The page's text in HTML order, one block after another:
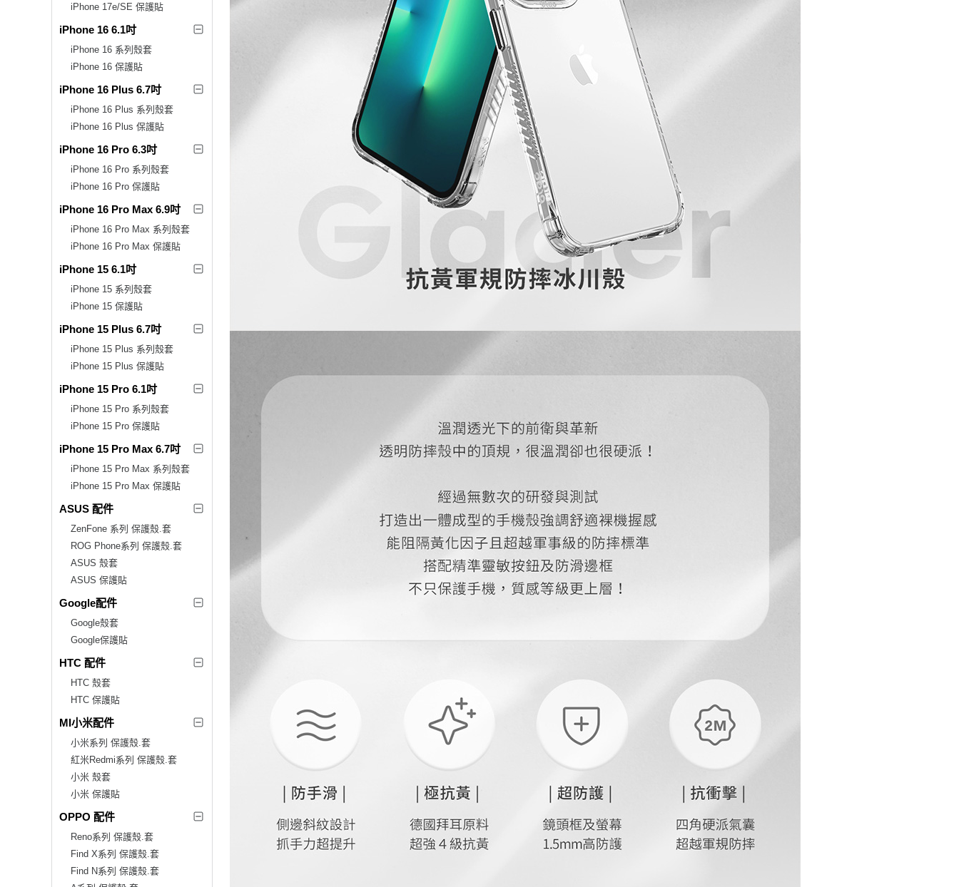
iPhone 17e/SE 保護貼
iPhone 16 6.1吋
iPhone 16 系列殼套
iPhone 16 保護貼
iPhone 16 Plus 6.7吋
iPhone 16 Plus 系列殼套
iPhone 16 Plus 保護貼
iPhone 16 Pro 6.3吋
iPhone 16 Pro 系列殼套
iPhone 16 Pro 保護貼
iPhone 16 Pro Max 6.9吋
iPhone 16 Pro Max 系列殼套
iPhone 16 Pro Max 保護貼
iPhone 15 6.1吋
iPhone 15 系列殼套
iPhone 15 保護貼
iPhone 15 Plus 6.7吋
iPhone 15 Plus 系列殼套
iPhone 15 Plus 保護貼
iPhone 15 Pro 6.1吋
iPhone 15 Pro 系列殼套
iPhone 15 Pro 保護貼
iPhone 15 Pro Max 6.7吋
iPhone 15 Pro Max 系列殼套
iPhone 15 Pro Max 保護貼
ASUS 配件
ZenFone 系列 保護殼.套
ROG Phone系列 保護殼.套
ASUS 殼套
ASUS 保護貼
Google配件
Google殼套
Google保護貼
HTC 配件
HTC 殼套
HTC 保護貼
MI小米配件
小米系列 保護殼.套
紅米Redmi系列 保護殼.套
小米 殼套
小米 保護貼
OPPO 配件
Reno系列 保護殼.套
Find X系列 保護殼.套
Find N系列 保護殼.套